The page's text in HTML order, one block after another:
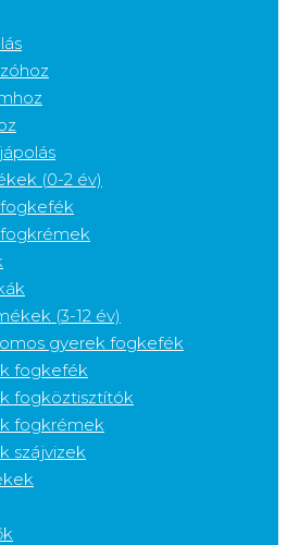
(0-2 év)
(3-12 év)
gyerek fogkefék
fogkefék
fogköztisztítók
fogkrémek
szájvizek